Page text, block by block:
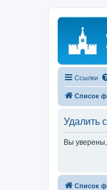
Ссылки
Список
Удалить
Вы
Список